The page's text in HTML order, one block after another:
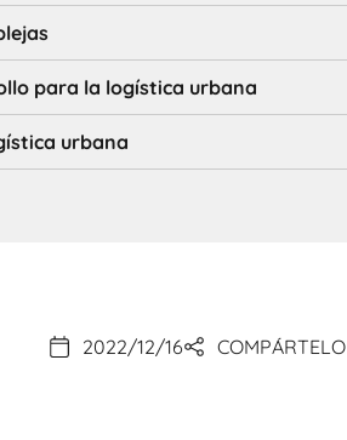
para la logística urbana
urbana
2022/12/16 COMPÁRTELO